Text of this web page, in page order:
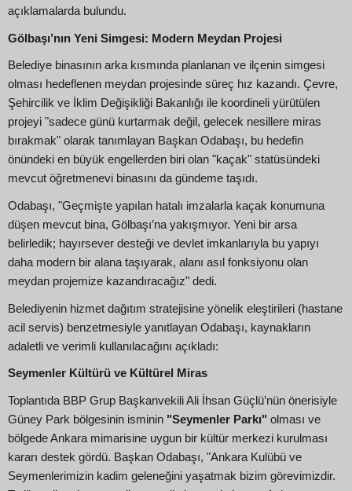
açıklamalarda bulundu.
Gölbaşı’nın Yeni Simgesi: Modern Meydan Projesi
Belediye binasının arka kısmında planlanan ve ilçenin simgesi
olması hedeflenen meydan projesinde süreç hız kazandı. Çevre,
Şehircilik ve İklim Değişikliği Bakanlığı ile koordineli yürütülen
projeyi "sadece günü kurtarmak değil, gelecek nesillere miras
bırakmak" olarak tanımlayan Başkan Odabaşı, bu hedefin
önündeki en büyük engellerden biri olan "kaçak" statüsündeki
mevcut öğretmenevi binasını da gündeme taşıdı.
Odabaşı, "Geçmişte yapılan hatalı imzalarla kaçak konumuna
düşen mevcut bina, Gölbaşı’na yakışmıyor. Yeni bir arsa
belirledik; hayırsever desteği ve devlet imkanlarıyla bu yapıyı
daha modern bir alana taşıyarak, alanı asıl fonksiyonu olan
meydan projemize kazandıracağız" dedi.
Belediyenin hizmet dağıtım stratejisine yönelik eleştirileri (hastane
acil servis) benzetmesiyle yanıtlayan Odabaşı, kaynakların
adaletli ve verimli kullanılacağını açıkladı:
Seymenler Kültürü ve Kültürel Miras
Toplantıda BBP Grup Başkanvekili Ali İhsan Güçlü’nün önerisiyle
Güney Park bölgesinin isminin "Seymenler Parkı" olması ve
bölgede Ankara mimarisine uygun bir kültür merkezi kurulması
kararı destek gördü. Başkan Odabaşı, "Ankara Kulübü ve
Seymenlerimizin kadim geleneğini yaşatmak bizim görevimizdir.